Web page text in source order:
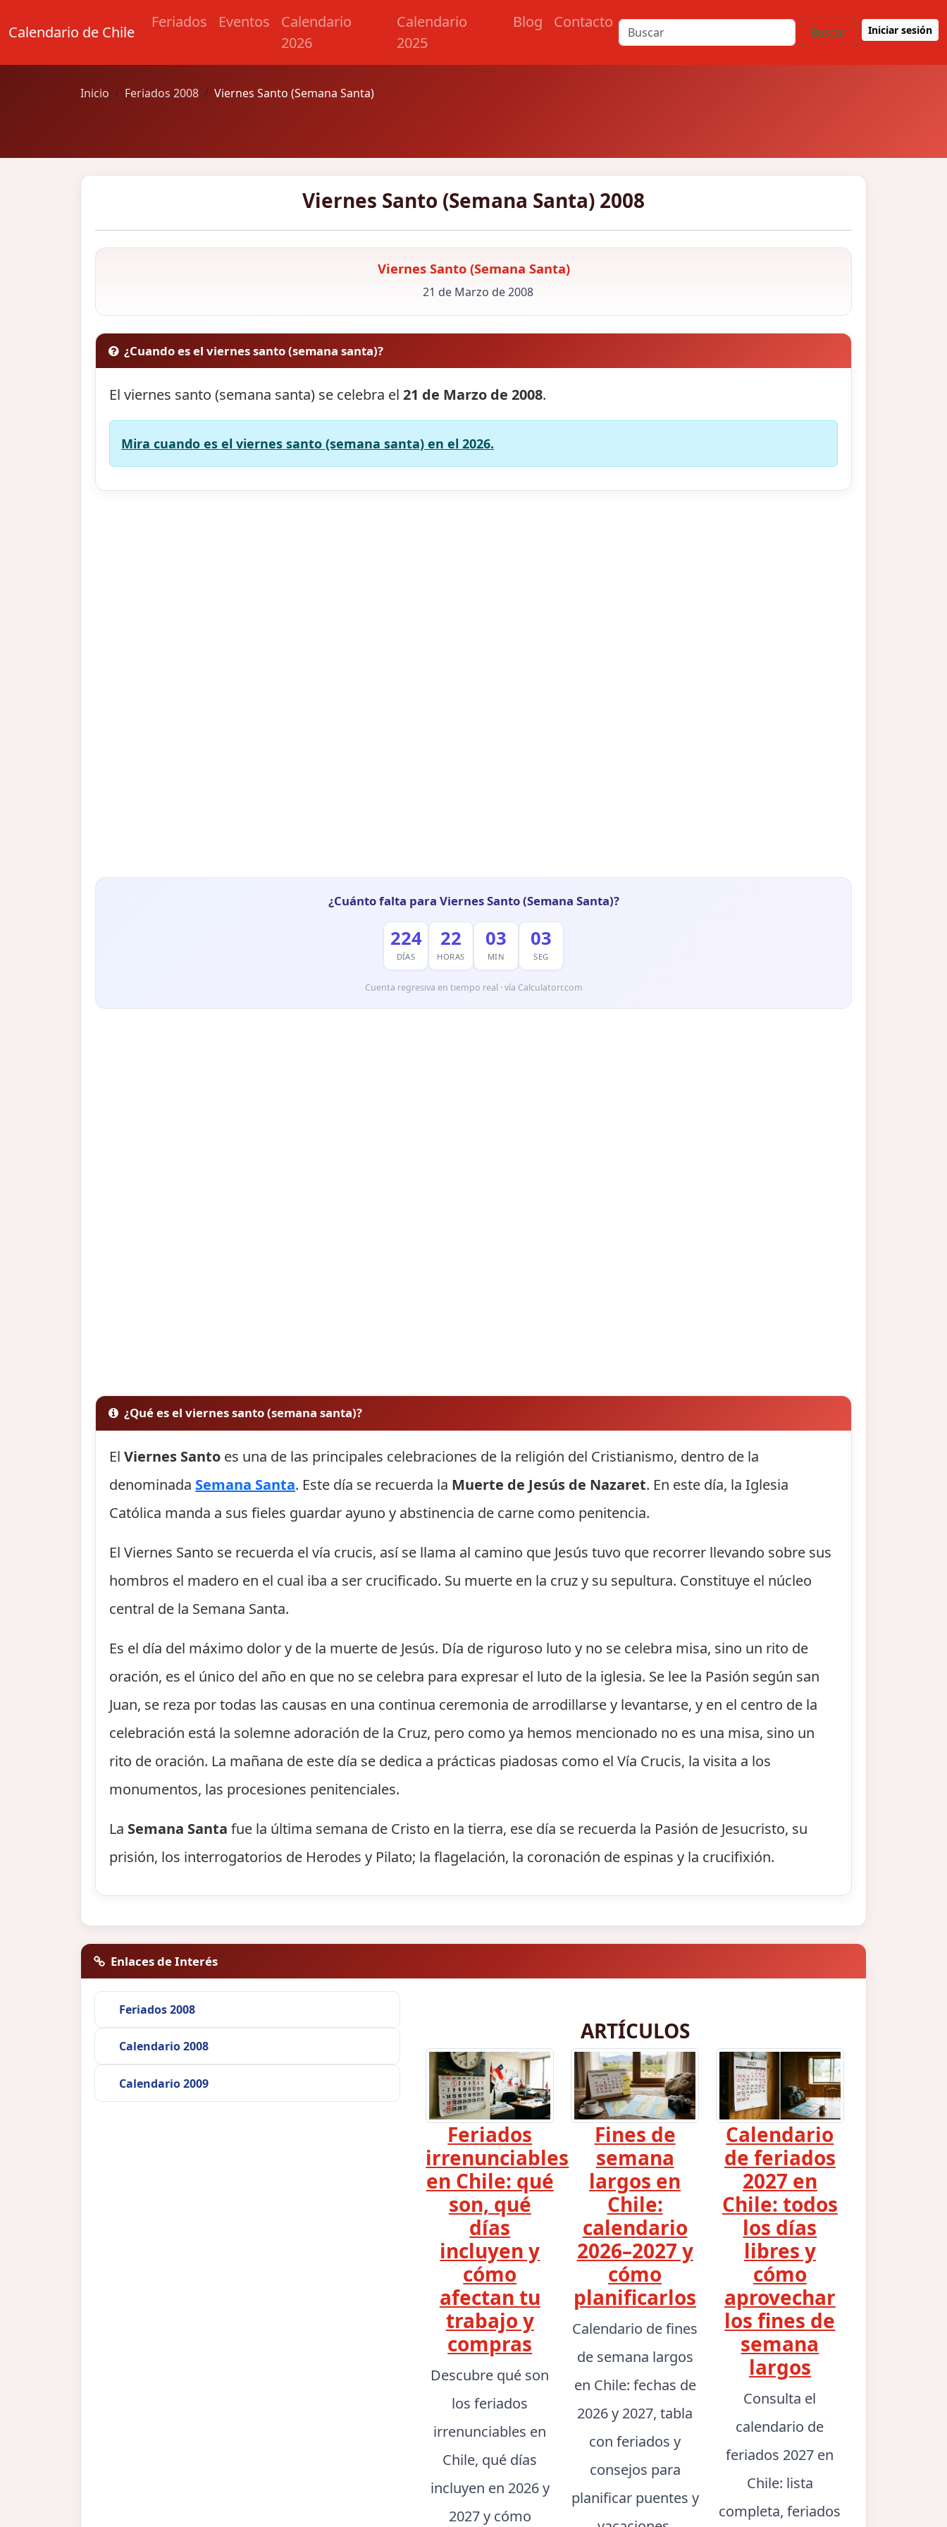
Calendario de Chile
Feriados Eventos
Calendario
2026
Calendario
2025
Blog Contacto
Buscar Iniciar sesión
Inicio Feriados 2008 Viernes Santo (Semana Santa)
Viernes Santo (Semana Santa) 2008
Viernes Santo (Semana Santa)
21 de Marzo de 2008
¿Cuando es el viernes santo (semana santa)?
El viernes santo (semana santa) se celebra el21 de Marzo de 2008.
Mira cuando es el viernes santo (semana santa) en el 2026.
¿Cuánto falta para Viernes Santo (Semana Santa)?
224
DÍAS
22
HORAS
03
MIN
02
SEG
Cuenta regresiva en tiempo real · vía Calculatorr.com
¿Qué es el viernes santo (semana santa)?
ElViernes Santo es una de las principales celebraciones de la religión del Cristianismo, dentro de la
denominada Semana Santa. Este día se recuerda la Muerte de Jesús de Nazaret. En este día, la Iglesia
Católica manda a sus fieles guardar ayuno y abstinencia de carne como penitencia.
El Viernes Santo se recuerda el vía crucis, así se llama al camino que Jesús tuvo que recorrer llevando sobre sus
hombros el madero en el cual iba a ser crucificado. Su muerte en la cruz y su sepultura. Constituye el núcleo
central de la Semana Santa.
Es el día del máximo dolor y de la muerte de Jesús. Día de riguroso luto y no se celebra misa, sino un rito de
oración, es el único del año en que no se celebra para expresar el luto de la iglesia. Se lee la Pasión según san
Juan, se reza por todas las causas en una continua ceremonia de arrodillarse y levantarse, y en el centro de la
celebración está la solemne adoración de la Cruz, pero como ya hemos mencionado no es una misa, sino un
rito de oración. La mañana de este día se dedica a prácticas piadosas como el Vía Crucis, la visita a los
monumentos, las procesiones penitenciales.
La Semana Santa fue la última semana de Cristo en la tierra, ese día se recuerda la Pasión de Jesucristo, su
prisión, los interrogatorios de Herodes y Pilato; la flagelación, la coronación de espinas y la crucifixión.
Enlaces de Interés
Feriados 2008
Calendario 2008
Calendario 2009
ARTÍCULOS
Feriados
irrenunciables
en Chile: qué
son, qué
días
incluyen y
cómo
afectan tu
trabajo y
compras
Descubre qué son
los feriados
irrenunciables en
Chile, qué días
incluyen en 2026 y
2027 y cómo
Fines de
semana
largos en
Chile:
calendario
2026–2027 y
cómo
planificarlos
Calendario de fines
de semana largos
en Chile: fechas de
2026 y 2027, tabla
con feriados y
consejos para
planificar puentes y
Calendario
de feriados
2027 en
Chile: todos
los días
libres y
cómo
aprovechar
los fines de
semana
largos
Consulta el
calendario de
feriados 2027 en
Chile: lista
completa, feriados